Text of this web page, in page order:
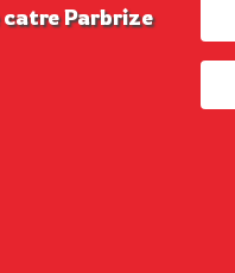
Parbrize